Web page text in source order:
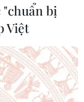
ra hồi năm
"chuẩn bị
Việt